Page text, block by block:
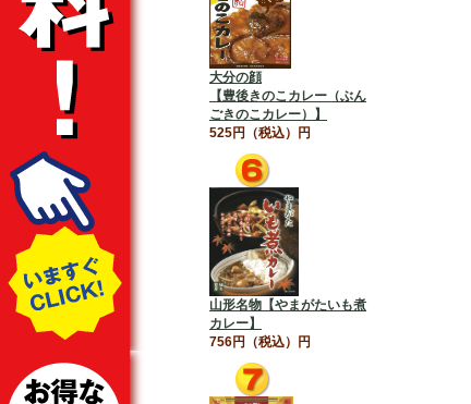
大分の顔
【豊後きのこカレー（ぶん
ごきのこカレー）】
525円（税込）円
山形名物【やまがたいも煮
カレー】
756円（税込）円